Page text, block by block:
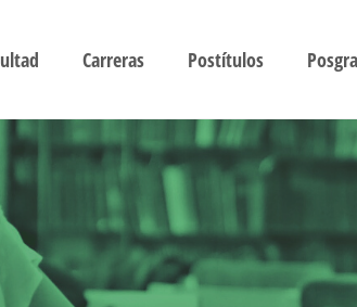
Carreras Postítulos